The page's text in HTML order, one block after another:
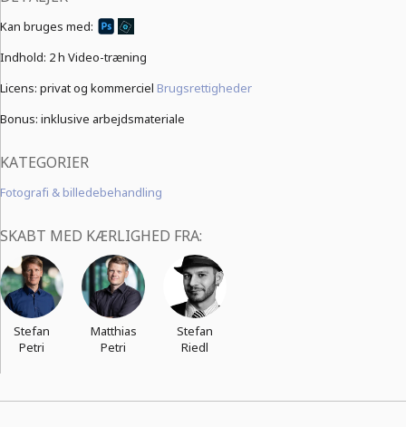
Kan bruges med:
Indhold: 2 h Video-træning
Licens: privat og kommerciel Brugsrettigheder
Bonus: inklusive arbejdsmateriale
KATEGORIER
Fotografi & billedebehandling
SKABT MED KÆRLIGHED FRA:
Stefan
Petri
Matthias
Petri
Stefan
Riedl